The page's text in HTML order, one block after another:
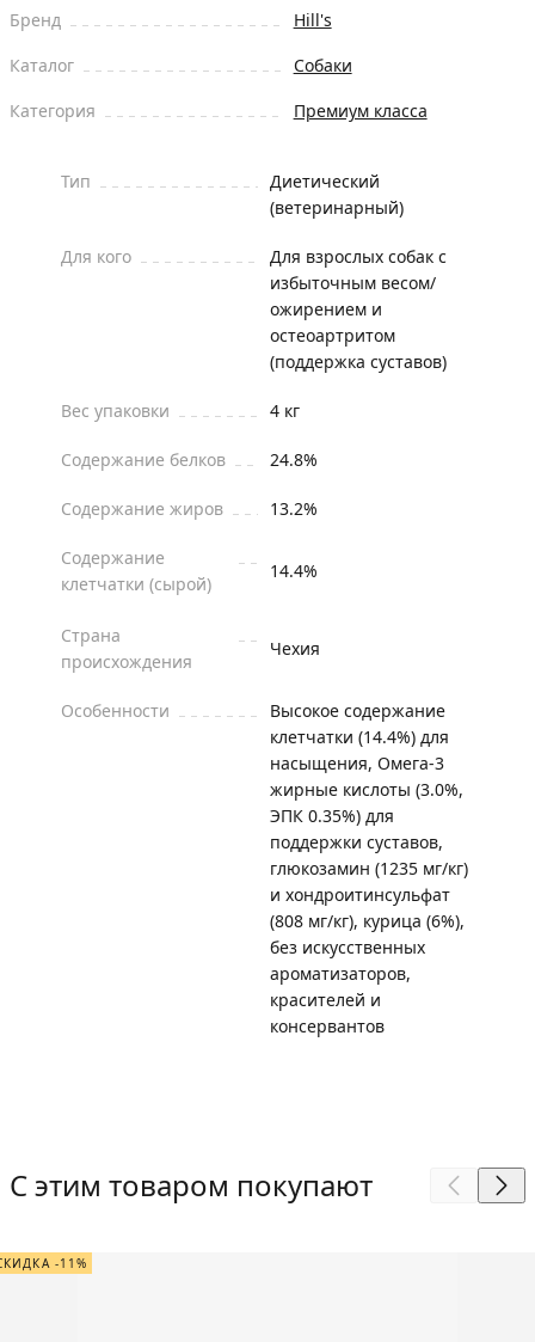
Бренд
Hill's
Каталог
Собаки
Категория
Премиум класса
Тип
Диетический
(ветеринарный)
Для кого
Для взрослых собак с
избыточным весом/
ожирением и
остеоартритом
(поддержка суставов)
Вес упаковки 4 кг
Содержание белков 24.8%
Содержание жиров 13.2%
Содержание
клетчатки (сырой)
14.4%
Страна
происхождения
Чехия
Особенности
Высокое содержание
клетчатки (14.4%) для
насыщения, Омега-3
жирные кислоты (3.0%,
ЭПК 0.35%) для
поддержки суставов,
глюкозамин (1235 мг/кг)
и хондроитинсульфат
(808 мг/кг), курица (6%),
без искусственных
ароматизаторов,
красителей и
консервантов
С этим товаром покупают
-11%